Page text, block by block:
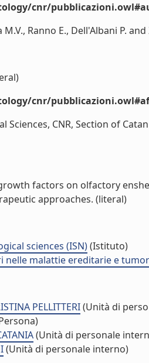
cnr/
Ranno E., Dell'Albani P.
cnr/
Sciences, CNR, Section of
factors on olfactory
approaches. (literal)
sciences (ISN)(Istituto)
malattie ereditarie e
PELLITTERI(Unità di
(Unità di personale
(Unità di personale interno)